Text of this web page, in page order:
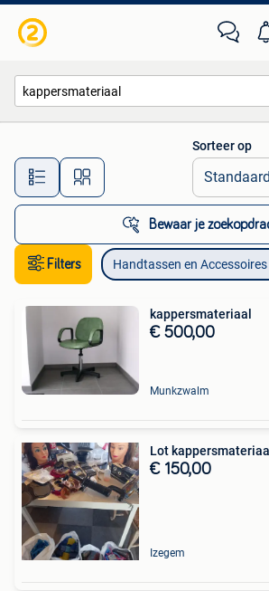
Alle afstanden…
Sorteer op
Bewaar je
Filters Handtassen en Accessoires
kappersmateriaal
€ 500,00
Munkzwalm
Lot
€ 150,00
Izegem